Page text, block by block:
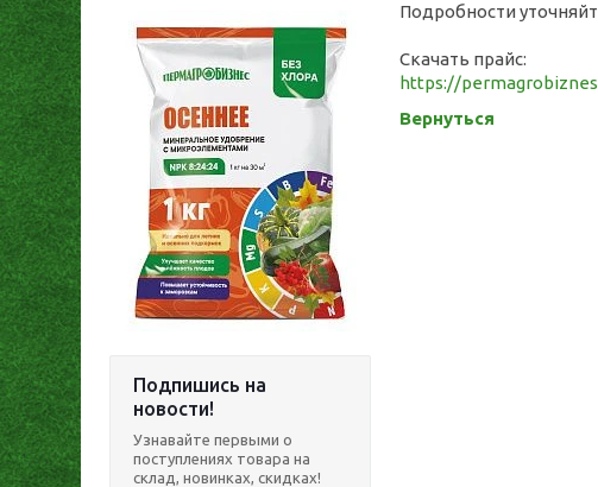
Подпишись на
новости!
Узнавайте первыми о
поступлениях товара на
склад, новинках, скидках!
Подробности
Скачать прайс:
https://
Вернуться